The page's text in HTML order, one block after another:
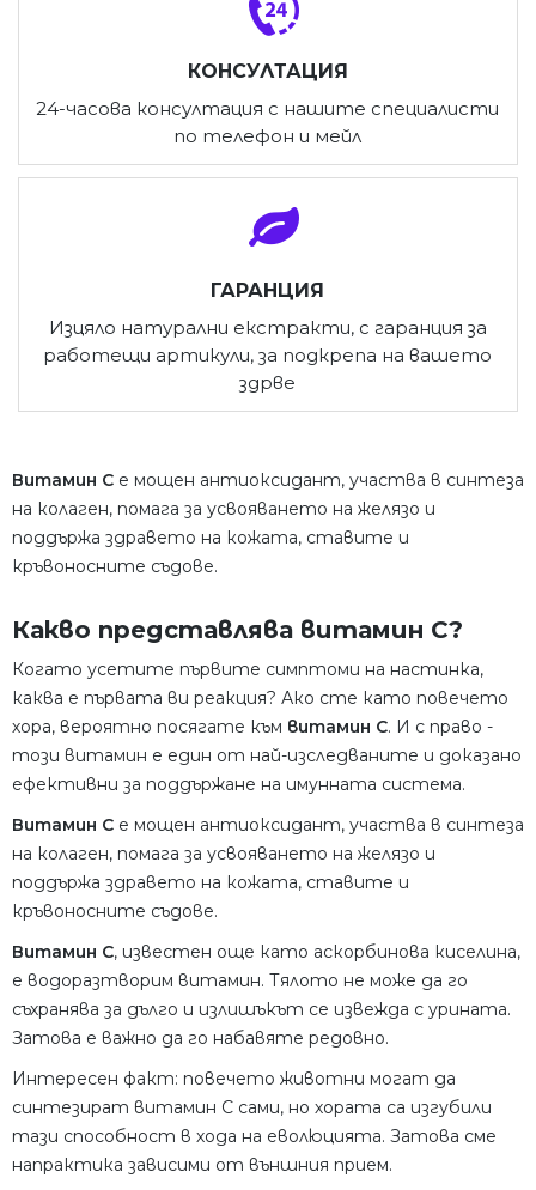
Витамин C е мощен антиоксидант, участва в синтеза
на колаген, помага за усвояването на желязо и
поддържа здравето на кожата, ставите и
кръвоносните съдове.
Какво представлява витамин C?
Когато усетите първите симптоми на настинка,
каква е първата ви реакция? Ако сте като повечето
хора, вероятно посягате към витамин C. И с право -
този витамин е един от най-изследваните и доказано
ефективни за поддържане на имунната система.
Витамин C е мощен антиоксидант, участва в синтеза
на колаген, помага за усвояването на желязо и
поддържа здравето на кожата, ставите и
кръвоносните съдове.
Витамин C, известен още като аскорбинова киселина,
е водоразтворим витамин. Тялото не може да го
съхранява за дълго и излишъкът се извежда с урината.
Затова е важно да го набавяте редовно.
Интересен факт: повечето животни могат да
синтезират витамин C сами, но хората са изгубили
тази способност в хода на еволюцията. Затова сме
напрактика зависими от външния прием.
КОНСУЛТАЦИЯ
24-часова консултация с нашите специалисти
по телефон и мейл
ГАРАНЦИЯ
Изцяло натурални екстракти, с гаранция за
работещи артикули, за подкрепа на вашето
здрве